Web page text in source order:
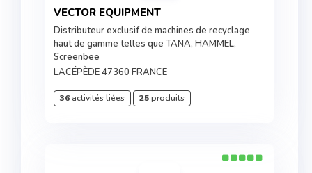
VECTOR EQUIPMENT
Distributeur exclusif de machines de recyclage
haut de gamme telles que TANA, HAMMEL,
Screenbee
LACÉPÈDE 47360 FRANCE
36activités liées 25produits